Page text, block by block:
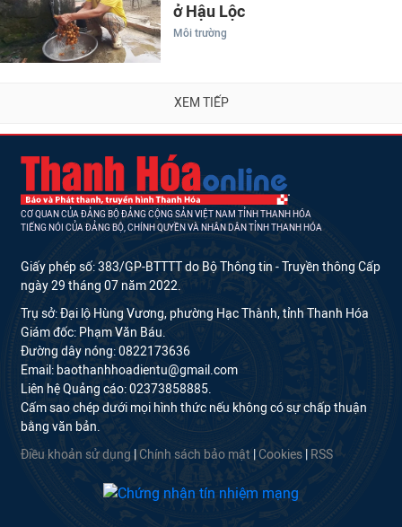
ở Hậu Lộc
Môi trường
XEM TIẾP
CƠ QUAN CỦA ĐẢNG BỘ ĐẢNG CỘNG SẢN VIỆT NAM TỈNH THANH HÓA
TIẾNG NÓI CỦA ĐẢNG BỘ, CHÍNH QUYỀN VÀ NHÂN DÂN TỈNH THANH HÓA
Giấy phép số: 383/GP-BTTTT do Bộ Thông tin - Truyền thông Cấp
ngày 29 tháng 07 năm 2022.
Trụ sở: Đại lộ Hùng Vương, phường Hạc Thành, tỉnh Thanh Hóa
Giám đốc: Phạm Văn Báu.
Đường dây nóng: 0822173636
Email: baothanhhoadientu@gmail.com
Liên hệ Quảng cáo: 02373858885.
Cấm sao chép dưới mọi hình thức nếu không có sự chấp thuận
bằng văn bản.
Điều khoản sử dụng Chính sách bảo mật Cookies RSS